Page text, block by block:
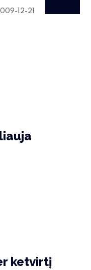
12-21
ketvirtį